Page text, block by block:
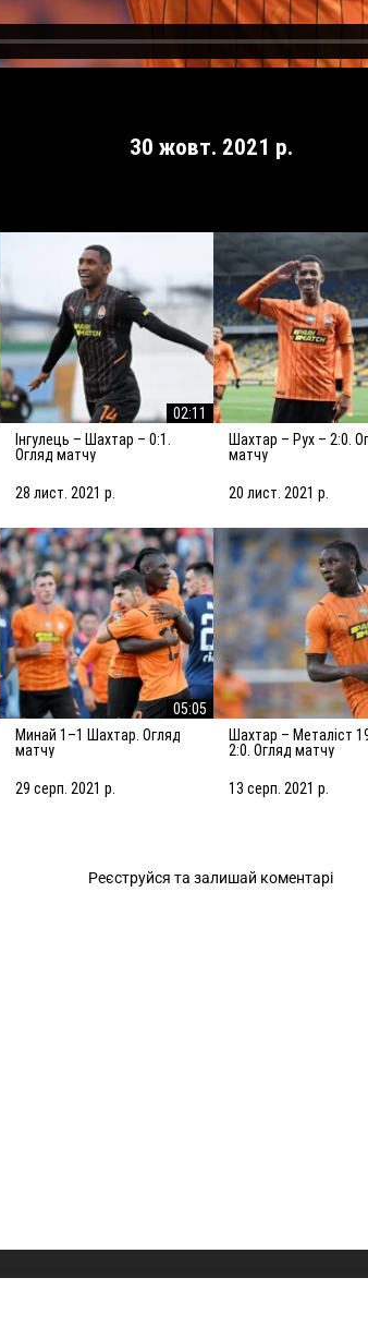
30 жовт. 2021 р.
02:11
Огляд матчу
28 лист. 2021 р.
Шахтар – Рух – 2:0. Огляд
матчу
20 лист. 2021 р.
05:05
Минай 1–1 Шахтар. Огляд
матчу
29 серп. 2021 р.
Шахтар – Металіст 1925 –
2:0. Огляд матчу
13 серп. 2021 р.